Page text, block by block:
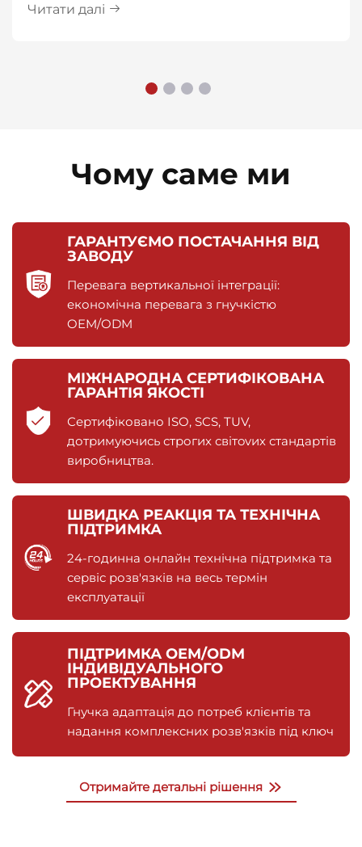
проявляється в наступних аспектах:
Читати далі
Чому саме ми
ГАРАНТУЄМО ПОСТАЧАННЯ ВІД
ЗАВОДУ
Перевага вертикальної інтеграції:
економічна перевага з гнучкістю
OEM/ODM
МІЖНАРОДНА СЕРТИФІКОВАНА
ГАРАНТІЯ ЯКОСТІ
Сертифіковано ISO, SCS, TUV,
дотримуючись строгих світovих стандартів
виробництва.
ШВИДКА РЕАКЦІЯ ТА ТЕХНІЧНА
ПІДТРИМКА
24-годинна онлайн технічна підтримка та
сервіс розв'язків на весь термін
експлуатації
ПІДТРИМКА OEM/ODM
ІНДИВІДУАЛЬНОГО
ПРОЕКТУВАННЯ
Гнучка адаптація до потреб клієнтів та
надання комплексних розв'язків під ключ
Отримайте детальні рішення